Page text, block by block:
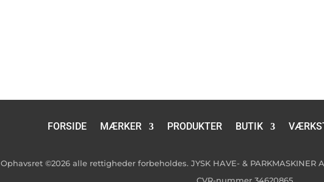
FORSIDE MÆRKER PRODUKTER BUTIK
Ophavsret ©2026 alle rettigheder forbeholdes. JYSK HAVE- & PARKMASKINER